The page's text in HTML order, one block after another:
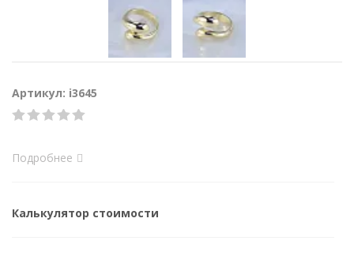
Артикул: i3645
Подробнее
Калькулятор стоимости